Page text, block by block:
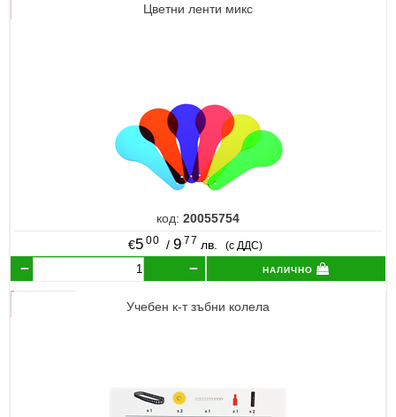
Цветни ленти микс
код: 20055754
€5 00 /9 77 лв. (с ДДС)
налично
Учебен к-т зъбни колела